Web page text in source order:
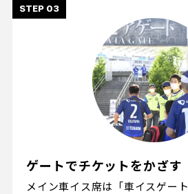
ゲートでチケットをかざす
メイン車イス席は「車イスゲー